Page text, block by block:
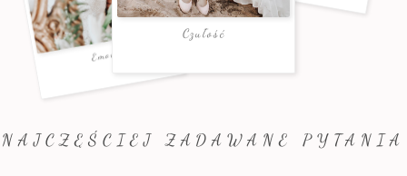
NAJCZĘŚCIEJ ZADAWANE PYTANIA